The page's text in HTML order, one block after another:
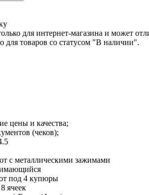
для интернет-магазина и может
для товаров со статусом "В наличии".
цены и качества;
(чеков);
с металлическими зажимами
под 4 купюры
ячеек